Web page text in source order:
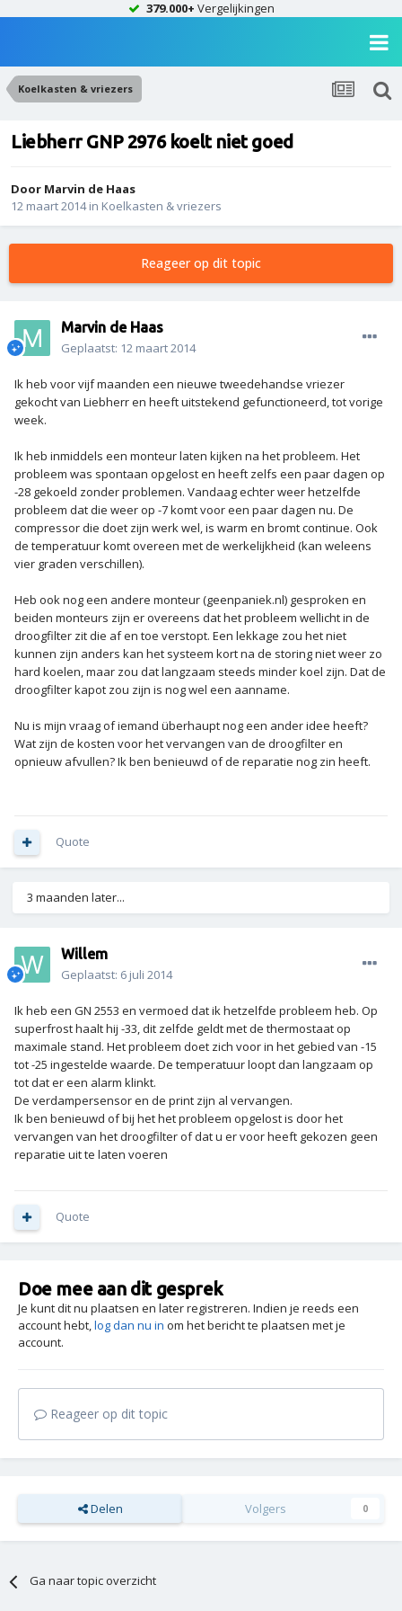
379.000+ Vergelijkingen
Koelkasten & vriezers
Liebherr GNP 2976 koelt niet goed
Door Marvin de Haas
12 maart 2014in Koelkasten & vriezers
Reageer op dit topic
Marvin de Haas
Geplaatst: 12 maart 2014
Ik heb voor vijf maanden een nieuwe tweedehandse vriezer
gekocht van Liebherr en heeft uitstekend gefunctioneerd, tot vorige
week.
Ik heb inmiddels een monteur laten kijken na het probleem. Het
probleem was spontaan opgelost en heeft zelfs een paar dagen op
-28 gekoeld zonder problemen. Vandaag echter weer hetzelfde
probleem dat die weer op -7 komt voor een paar dagen nu. De
compressor die doet zijn werk wel, is warm en bromt continue. Ook
de temperatuur komt overeen met de werkelijkheid (kan weleens
vier graden verschillen).
Heb ook nog een andere monteur (geenpaniek.nl) gesproken en
beiden monteurs zijn er overeens dat het probleem wellicht in de
droogfilter zit die af en toe verstopt. Een lekkage zou het niet
kunnen zijn anders kan het systeem kort na de storing niet weer zo
hard koelen, maar zou dat langzaam steeds minder koel zijn. Dat de
droogfilter kapot zou zijn is nog wel een aanname.
Nu is mijn vraag of iemand überhaupt nog een ander idee heeft?
Wat zijn de kosten voor het vervangen van de droogfilter en
opnieuw afvullen? Ik ben benieuwd of de reparatie nog zin heeft.
Quote
3 maanden later...
Willem
Geplaatst: 6 juli 2014
Ik heb een GN 2553 en vermoed dat ik hetzelfde probleem heb. Op
superfrost haalt hij -33, dit zelfde geldt met de thermostaat op
maximale stand. Het probleem doet zich voor in het gebied van -15
tot -25 ingestelde waarde. De temperatuur loopt dan langzaam op
tot dat er een alarm klinkt.
De verdampersensor en de print zijn al vervangen.
Ik ben benieuwd of bij het het probleem opgelost is door het
vervangen van het droogfilter of dat u er voor heeft gekozen geen
reparatie uit te laten voeren
Quote
Doe mee aan dit gesprek
Je kunt dit nu plaatsen en later registreren. Indien je reeds een
account hebt,log dan nu in om het bericht te plaatsen met je
account.
Reageer op dit topic
Delen Volgers 0
Ga naar topic overzicht